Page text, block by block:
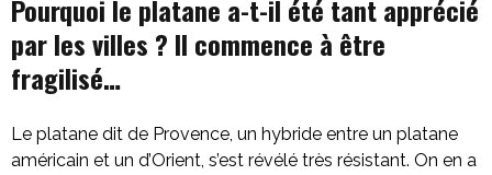
Pourquoi le platane a-t-il été tant apprécié
par les villes ? Il commence à être
fragilisé…
Le platane dit de Provence, un hybride entre un platane
américain et un d’Orient, s’est révélé très résistant. On en a